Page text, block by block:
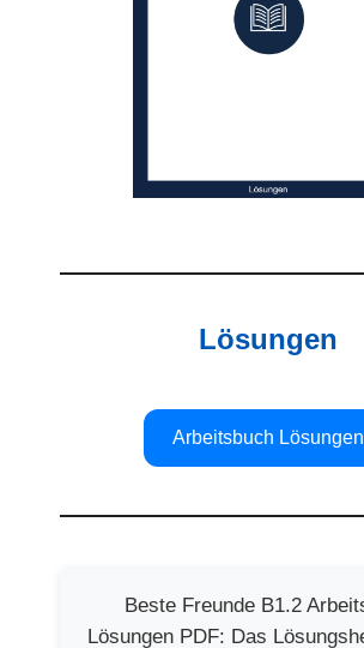
Lösungen
Arbeitsbuch Lösungen
Beste Freunde B1.2
Lösungen PDF: Das